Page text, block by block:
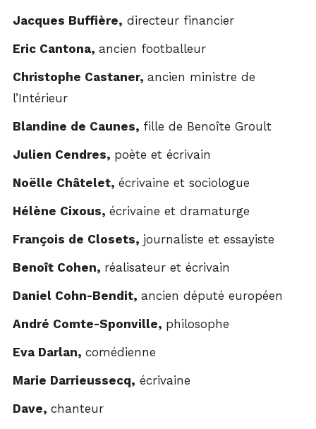
Jacques Buffière, directeur financier
Eric Cantona, ancien footballeur
Christophe Castaner, ancien ministre de
l’Intérieur
Blandine de Caunes, fille de Benoîte Groult
Julien Cendres, poète et écrivain
Noëlle Châtelet, écrivaine et sociologue
Hélène Cixous, écrivaine et dramaturge
François de Closets, journaliste et essayiste
Benoît Cohen, réalisateur et écrivain
Daniel Cohn-Bendit, ancien député européen
André Comte-Sponville, philosophe
Eva Darlan, comédienne
Marie Darrieussecq, écrivaine
Dave, chanteur